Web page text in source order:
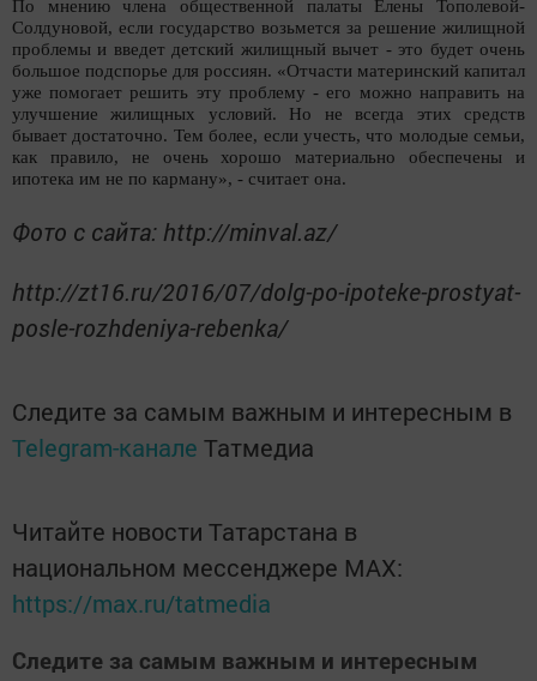
По мнению члена общественной палаты Елены Тополевой-
Солдуновой, если государство возьмется за решение жилищной
проблемы и введет детский жилищный вычет - это будет очень
большое подспорье для россиян. «Отчасти материнский капитал
уже помогает решить эту проблему - его можно направить на
улучшение жилищных условий. Но не всегда этих средств
бывает достаточно. Тем более, если учесть, что молодые семьи,
как правило, не очень хорошо материально обеспечены и
ипотека им не по карману», - считает она.
Фото с сайта: http://minval.az/
http://zt16.ru/2016/07/dolg-po-ipoteke-prostyat-
posle-rozhdeniya-rebenka/
Следите за самым важным и интересным в
Telegram-канале Татмедиа
Читайте новости Татарстана в
национальном мессенджере MАХ:
https://max.ru/tatmedia
Следите за самым важным и интересным